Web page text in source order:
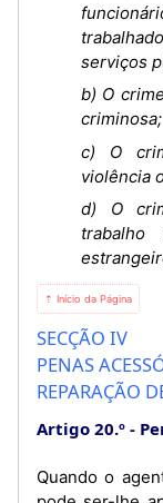
serviços
b) O
criminosa;
c) O
violência
d) O
⇡ Início da Página
SECÇÃO IV
PENAS
REPARAÇÃO
Artigo 20.º
Quando o